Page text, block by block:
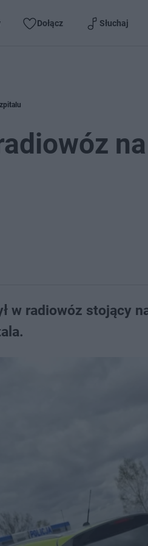
Dołącz Słuchaj
w radiowóz stojący